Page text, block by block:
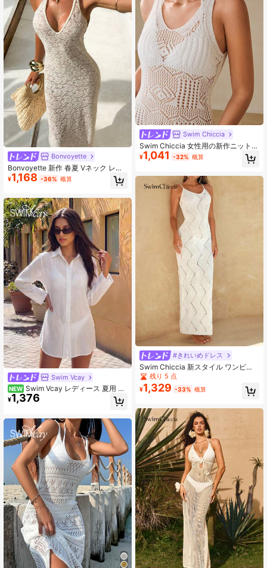
Bonvoyette
Bonvoyette 新作 春夏 Vネック レー
スジャカード マキシワンピース ビー
チカバーアップ
¥1,168 -36% 概算
Swim Vcay
NEW Swim Vcay レディース 夏用 高
級 ラペル 刺繍 長袖 無地 織りシャツ
スリム見え 万能 ユニーク ブラウス
向け
¥1,376
Swim Chiccia
Swim Chiccia 女性用の新作ニットホ
ールアウトフィットエレガントドレ
¥1,041 -32% 概算
#きれいめドレス
Swim Chiccia 新スタイル ワンピー
ス 無地 スパゲッティストラップ ニ
ット 波テクスチャー エレガント バ
ケーション レディース水着ロングド
残り 5 点
¥1,329 -33% 概算